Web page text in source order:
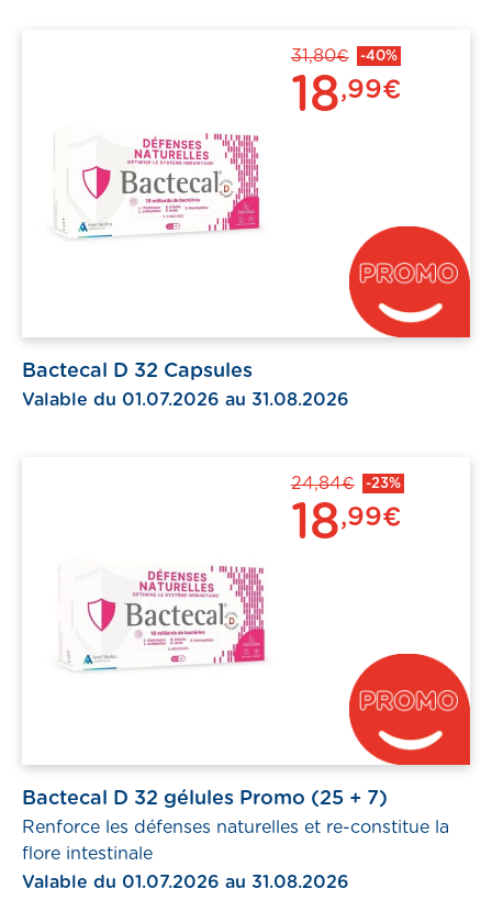
31,80€ -40%
18,99€
Bactecal D 32 Capsules
Valable du 01.07.2026 au 31.08.2026
24,84€ -23%
18,99€
Bactecal D 32 gélules Promo (25 + 7)
Renforce les défenses naturelles et re-constitue la
flore intestinale
Valable du 01.07.2026 au 31.08.2026